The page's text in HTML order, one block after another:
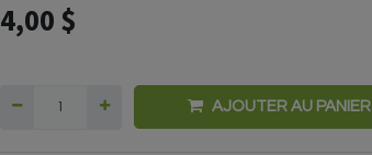
4,00 $
AJOUTER AU PANIER